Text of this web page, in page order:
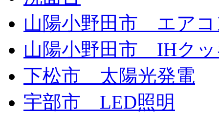
山陽小野田市 エアコ
山陽小野田市 IHクッ
下松市 太陽光発電
宇部市 LED照明